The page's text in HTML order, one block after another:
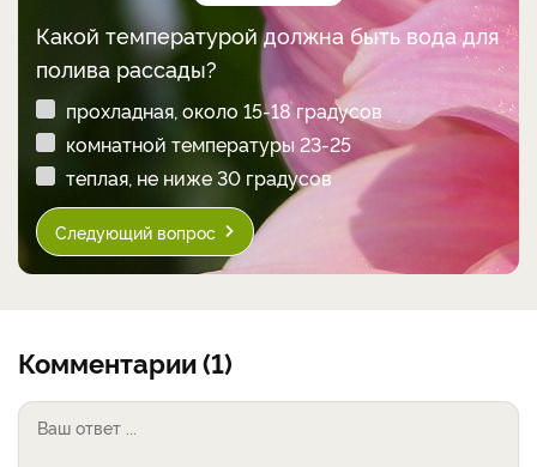
Какой температурой должна быть вода для
полива рассады?
прохладная, около 15-18 градусов
комнатной температуры 23-25
теплая, не ниже 30 градусов
Следующий вопрос
Комментарии (1)